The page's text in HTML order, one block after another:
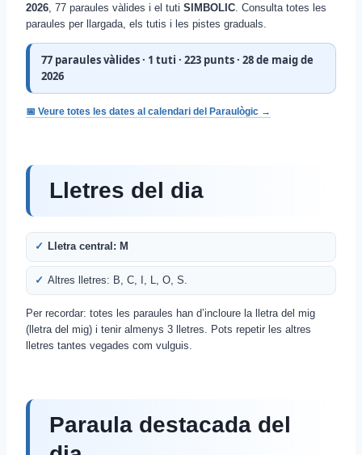
2026 , 77 paraules vàlides i el tuti SIMBOLIC . Consulta totes les
paraules per llargada, els tutis i les pistes graduals.
77 paraules vàlides · 1 tuti · 223 punts · 28 de maig de
2026
📅 Veure totes les dates al calendari del Paraulògic →
Lletres del dia
Lletra central: M
Altres lletres: B, C, I, L, O, S.
Per recordar: totes les paraules han d’incloure la lletra del mig
(lletra del mig) i tenir almenys 3 lletres. Pots repetir les altres
lletres tantes vegades com vulguis.
Paraula destacada del